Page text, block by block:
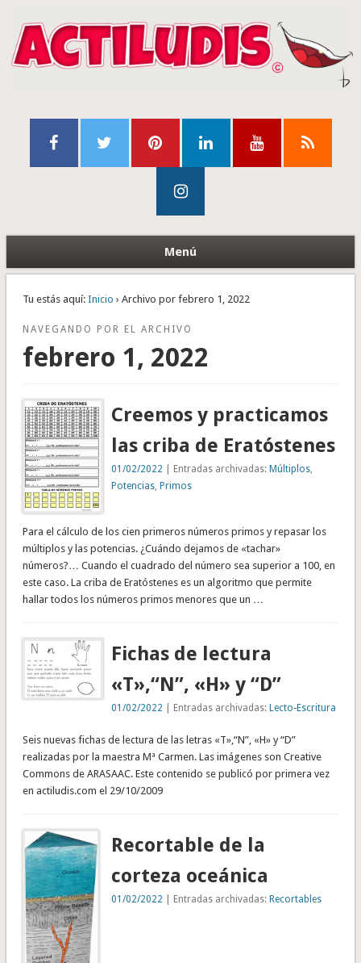
Menú
Tu estás aquí: Inicio › Archivo por febrero 1, 2022
NAVEGANDO POR EL ARCHIVO
febrero 1, 2022
Creemos y practicamos
las criba de Eratóstenes
01/02/2022 | Entradas archivadas:Múltiplos
Potencias ,Primos
Para el cálculo de los cien primeros números primos y repasar los
múltiplos y las potencias. ¿Cuándo dejamos de «tachar»
números?… Cuando el cuadrado del número sea superior a 100, en
este caso. La criba de Eratóstenes es un algoritmo que permite
hallar todos los números primos menores que un …
Fichas de lectura
«T»,“N”, «H» y “D”
01/02/2022 | Entradas archivadas:Lecto-Escritura
Seis nuevas fichas de lectura de las letras «T»,“N”, «H» y “D”
realizadas por la maestra Mª Carmen. Las imágenes son Creative
Commons de ARASAAC. Este contenido se publicó por primera vez
en actiludis.com el 29/10/2009
Recortable de la
corteza oceánica
01/02/2022 | Entradas archivadas:Recortables